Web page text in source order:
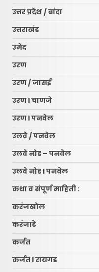
उत्तर प्रदेश / बांदा
उत्तराखंड
उमेद
उरण
उरण / जासई
उरण l चाणजे
उरण l पनवेल
उलवे / पनवेल
उलवे नोड – पनवेल
उलवे नोड l पनवेल
कथा व संपूर्ण माहिती :
करंजखोल
करंजाडे
कर्जत
कर्जत l रायगड